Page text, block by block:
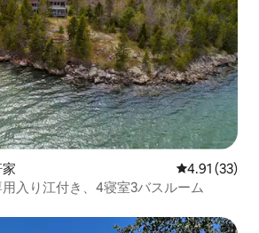
レビュー33
4.91 (33)
入り江付き、4寝室3バスルーム